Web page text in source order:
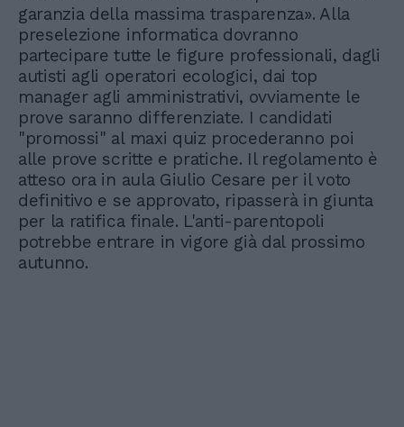
garanzia della massima trasparenza». Alla
preselezione informatica dovranno
partecipare tutte le figure professionali, dagli
autisti agli operatori ecologici, dai top
manager agli amministrativi, ovviamente le
prove saranno differenziate. I candidati
"promossi" al maxi quiz procederanno poi
alle prove scritte e pratiche. Il regolamento è
atteso ora in aula Giulio Cesare per il voto
definitivo e se approvato, ripasserà in giunta
per la ratifica finale. L'anti-parentopoli
potrebbe entrare in vigore già dal prossimo
autunno.